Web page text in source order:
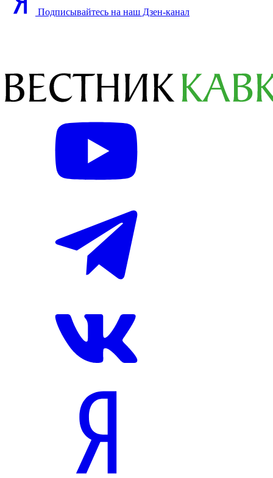
Подписывайтесь на наш Дзен-канал